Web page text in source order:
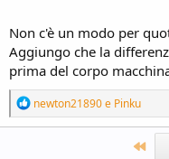
700D, 60D, 70D non
Io mi sono imposto per
materiale devo, e
livello superiore, del
fotografo e non
Ovviamente il mio post
riflettere....
Non c'è un modo per
Aggiungo che la
prima del corpo
R
e
a
newton21890e Pinku